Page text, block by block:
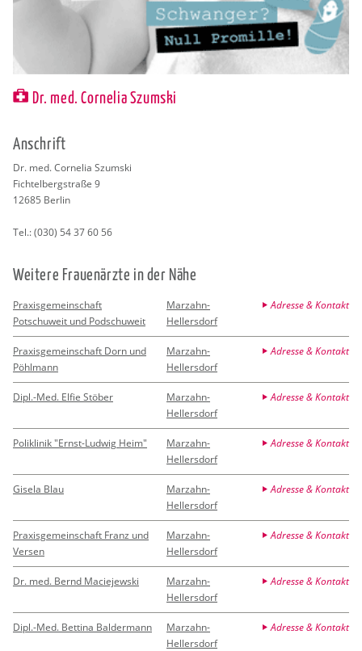
Dr. med. Cornelia Szumski
An­schrift
Dr. med. Cor­ne­lia Szum­ski
Fich­tel­berg­stra­ße 9
12685 Ber­lin
Tel.:(030) 54 37 60 56
Wei­te­re Frau­en­ärz­te in der Nähe
Praxisgemeinschaft
Potschuweit und Podschuweit
Marzahn-
Hellersdorf
Adresse & Kontakt
Praxisgemeinschaft Dorn und
Pöhlmann
Marzahn-
Hellersdorf
Adresse & Kontakt
Dipl.-Med. Elfie Stöber
Marzahn-
Hellersdorf
Adresse & Kontakt
Poliklinik "Ernst-Ludwig Heim"
Marzahn-
Hellersdorf
Adresse & Kontakt
Gisela Blau
Marzahn-
Hellersdorf
Adresse & Kontakt
Praxisgemeinschaft Franz und
Versen
Marzahn-
Hellersdorf
Adresse & Kontakt
Dr. med. Bernd Maciejewski
Marzahn-
Hellersdorf
Adresse & Kontakt
Dipl.-Med. Bettina Baldermann
Marzahn-
Hellersdorf
Adresse & Kontakt